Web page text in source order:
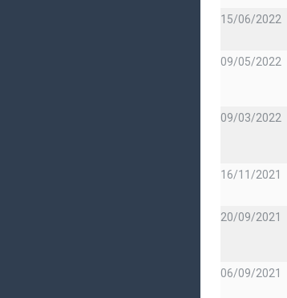
15/06/2022
09/05/2022
09/03/2022
16/11/2021
20/09/2021
06/09/2021